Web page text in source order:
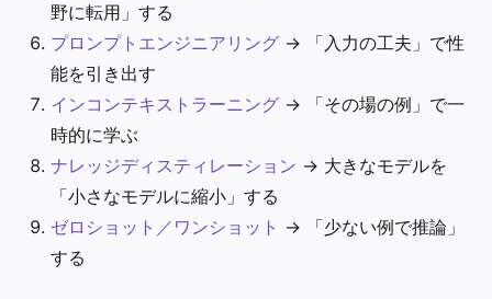
野に転用」する
プロンプトエンジニアリング → 「入力の工夫」で性
能を引き出す
インコンテキストラーニング → 「その場の例」で一
時的に学ぶ
ナレッジディスティレーション → 大きなモデルを
「小さなモデルに縮小」する
ゼロショット／ワンショット → 「少ない例で推論」
する